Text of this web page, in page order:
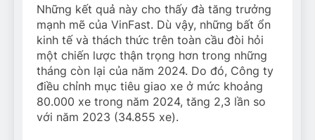
Những kết quả này cho thấy đà tăng trưởng
mạnh mẽ của VinFast. Dù vậy, những bất ổn
kinh tế và thách thức trên toàn cầu đòi hỏi
một chiến lược thận trọng hơn trong những
tháng còn lại của năm 2024. Do đó, Công ty
điều chỉnh mục tiêu giao xe ở mức khoảng
80.000 xe trong năm 2024, tăng 2,3 lần so
với năm 2023 (34.855 xe).